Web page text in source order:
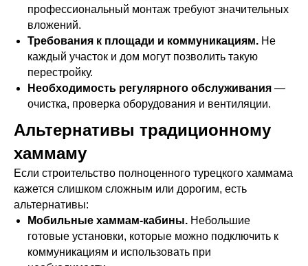
профессиональный монтаж требуют значительных
вложений.
Требования к площади и коммуникациям. Не
каждый участок и дом могут позволить такую
перестройку.
Необходимость регулярного обслуживания —
очистка, проверка оборудования и вентиляции.
Альтернативы традиционному
хаммаму
Если строительство полноценного турецкого хаммама
кажется слишком сложным или дорогим, есть
альтернативы:
Мобильные хаммам-кабины. Небольшие
готовые установки, которые можно подключить к
коммуникациям и использовать при